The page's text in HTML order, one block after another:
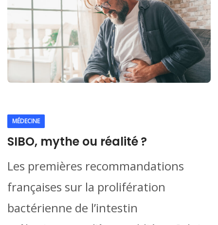
MÉDECINE
SIBO, mythe ou réalité ?
Les premières recommandations
françaises sur la prolifération
bactérienne de l’intestin